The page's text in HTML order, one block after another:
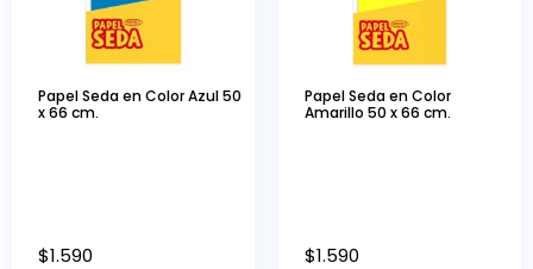
Papel Seda en Color Azul 50
x 66 cm.
$1.590
Papel Seda en Color
Amarillo 50 x 66 cm.
$1.590